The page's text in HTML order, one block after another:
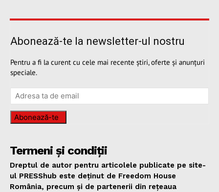
Abonează-te la newsletter-ul nostru
Pentru a fi la curent cu cele mai recente știri, oferte și anunțuri
speciale.
Abonează-te
Termeni și condiții
Dreptul de autor pentru articolele publicate pe site-
ul PRESShub este deținut de Freedom House
România, precum și de partenerii din rețeaua